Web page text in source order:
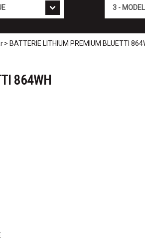
> BATTERIE LITHIUM PREMIUM BLUETTI
864WH